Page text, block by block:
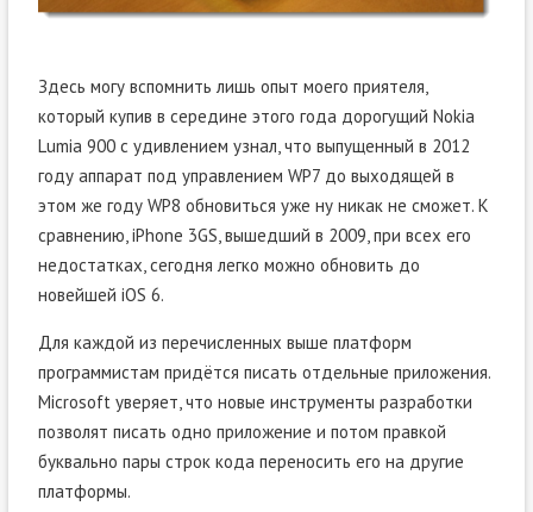
Здесь могу вспомнить лишь опыт моего приятеля,
который купив в середине этого года дорогущий Nokia
Lumia 900 с удивлением узнал, что выпущенный в 2012
году аппарат под управлением WP7 до выходящей в
этом же году WP8 обновиться уже ну никак не сможет. К
сравнению, iPhone 3GS, вышедший в 2009, при всех его
недостатках, сегодня легко можно обновить до
новейшей iOS 6.
Для каждой из перечисленных выше платформ
программистам придётся писать отдельные приложения.
Microsoft уверяет, что новые инструменты разработки
позволят писать одно приложение и потом правкой
буквально пары строк кода переносить его на другие
платформы.